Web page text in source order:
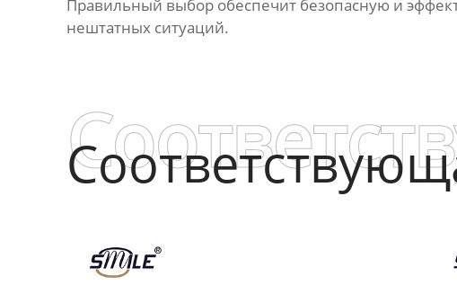
Правильный выбор обеспечит безопасную и
нештатных ситуаций.